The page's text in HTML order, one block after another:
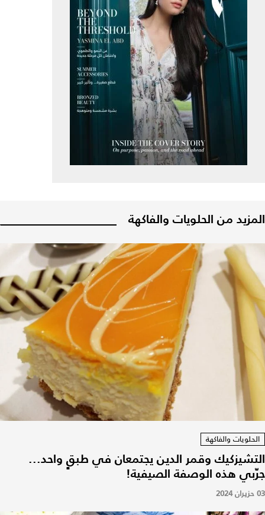
المزيد من الحلويات والفاكهة
الحلويات والفاكهة
التشيزكيك وقمر الدين يجتمعان في طبقٍ واحد...
جرّبي هذه الوصفة الصيفية!
03 حزيران 2024